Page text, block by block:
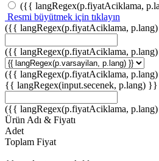
({{ langRegex(p.fiyatAciklama,
Resmi büyütmek için tıklayın
({{ langRegex(p.fiyatAciklama,
({{ langRegex(p.fiyatAciklama,
({{ langRegex(p.fiyatAciklama,
{{ langRegex(input.secenek, p.lang) }}
({{ langRegex(p.fiyatAciklama,
Ürün Adı & Fiyatı
Adet
Toplam Fiyat